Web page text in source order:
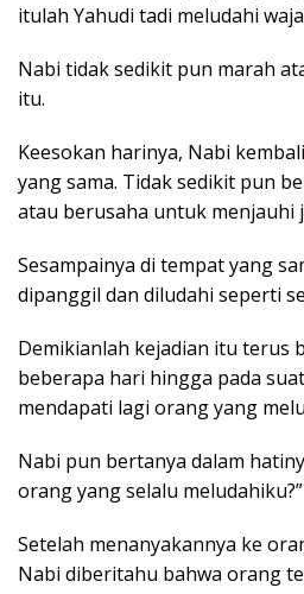
itulah Yahudi tadi meludahi
Nabi tidak sedikit pun marah
itu.
Keesokan harinya, Nabi
yang sama. Tidak sedikit pun
atau berusaha untuk menjauhi
Sesampainya di tempat yang
dipanggil dan diludahi seperti
Demikianlah kejadian itu terus
beberapa hari hingga pada
mendapati lagi orang yang
Nabi pun bertanya dalam
orang yang selalu meludahiku?”
Setelah menanyakannya ke
Nabi diberitahu bahwa orang